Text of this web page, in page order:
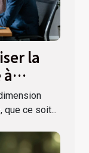
la
vie
que ce soit...